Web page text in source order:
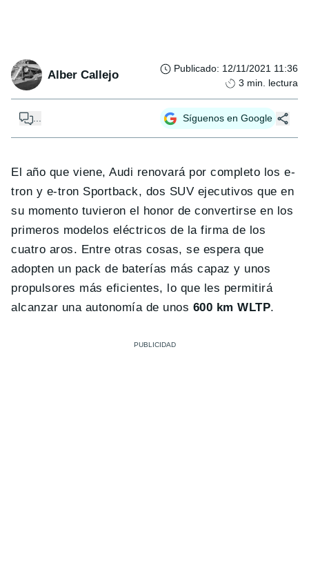
Alber Callejo Publicado: 12/11/2021 11:36
3 min. lectura
... Síguenos en Google
El año que viene, Audi renovará por completo los e-
tron y e-tron Sportback, dos SUV ejecutivos que en
su momento tuvieron el honor de convertirse en los
primeros modelos eléctricos de la firma de los
cuatro aros. Entre otras cosas, se espera que
adopten un pack de baterías más capaz y unos
propulsores más eficientes, lo que les permitirá
alcanzar una autonomía de unos 600 km WLTP.